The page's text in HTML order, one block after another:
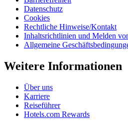
Datenschutz
Cookies
Rechtliche Hinweise/Kontakt
Inhaltsrichtlinien und Melden
Allgemeine
Weitere Informationen
Über uns
Karriere
Reiseführer
Hotels.com Rewards